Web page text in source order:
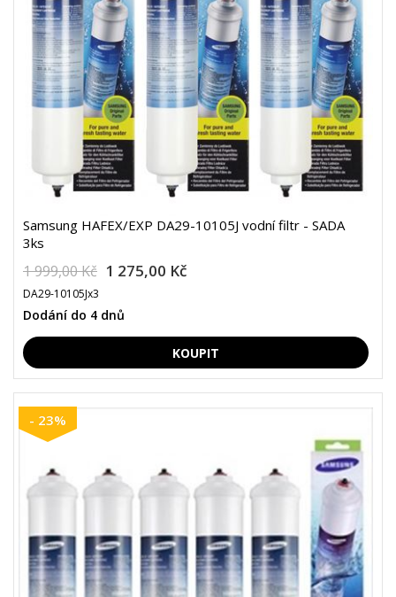
Samsung HAFEX/EXP DA29-10105J vodní filtr - SADA
3ks
1 999,00 Kč 1 275,00 Kč
DA29-10105Jx3
Dodání do 4 dnů
- 23%